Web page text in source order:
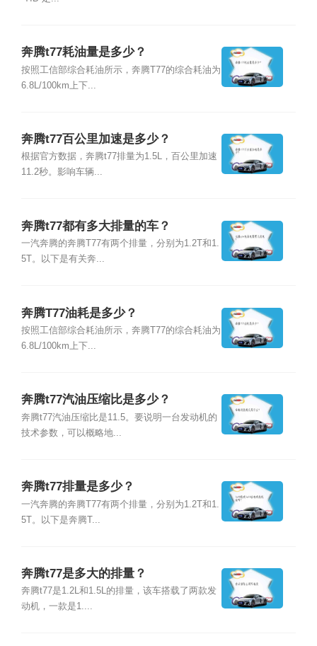
奔腾t77耗油量是多少？
按照工信部综合耗油所示，奔腾T77的综合耗油为
6.8L/100km上下...
奔腾t77百公里加速是多少？
根据官方数据，奔腾t77排量为1.5L，百公里加速
11.2秒。影响车辆...
奔腾t77都有多大排量的车？
一汽奔腾的奔腾T77有两个排量，分别为1.2T和1.
5T。以下是有关奔...
奔腾T77油耗是多少？
按照工信部综合耗油所示，奔腾T77的综合耗油为
6.8L/100km上下...
奔腾t77汽油压缩比是多少？
奔腾t77汽油压缩比是11.5。要说明一台发动机的
技术参数，可以概略地...
奔腾t77排量是多少？
一汽奔腾的奔腾T77有两个排量，分别为1.2T和1.
5T。以下是奔腾T...
奔腾t77是多大的排量？
奔腾t77是1.2L和1.5L的排量，该车搭载了两款发
动机，一款是1....